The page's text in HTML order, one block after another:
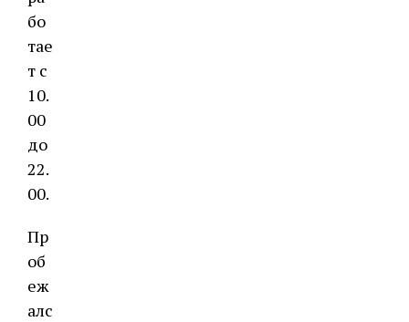
бо
тае
т с
10.
00
до
22.
00.
Пр
об
еж
алс